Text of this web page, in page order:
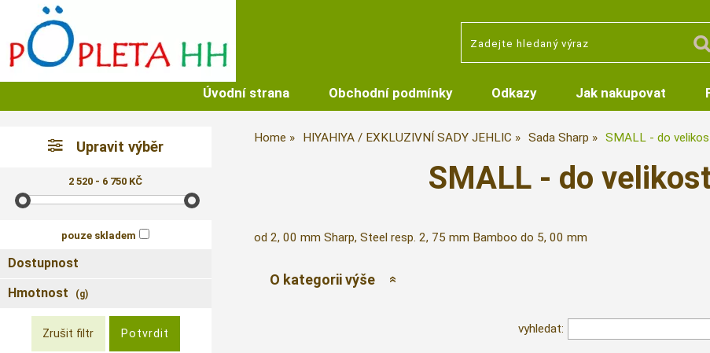
Úvodní strana Obchodní podmínky Odkazy Jak nakupovat
Home HIYAHIYA / EXKLUZIVNÍ SADY JEHLIC Sada Sharp SMALL - do
SMALL - do
od 2, 00 mm Sharp, Steel resp. 2, 75 mm Bamboo do 5, 00 mm
O kategorii výše
vyhledat:
Upravit výběr
2 520 - 6 750 KČ
pouze skladem
Dostupnost
Hmotnost (g)